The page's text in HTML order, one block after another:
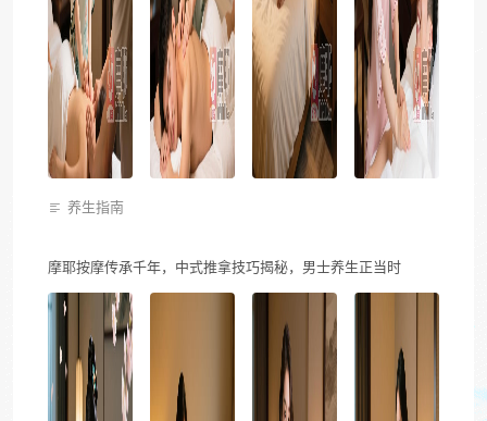
养生指南
摩耶按摩传承千年，中式推拿技巧揭秘，男士养生正当时